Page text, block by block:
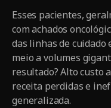
Esses pacientes,
com achados
das linhas de
meio a volumes
resultado? Alto custo
receita perdidas e
generalizada.